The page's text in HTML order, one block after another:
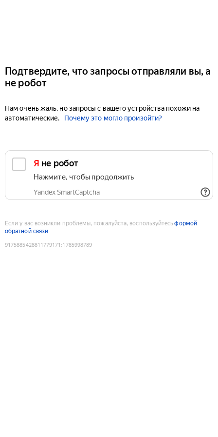
Подтвердите, что запросы отправляли вы, а
не робот
Нам очень жаль, но запросы с вашего устройства похожи на
автоматические.
Почему это могло произойти?
Я не робот
Нажмите, чтобы продолжить
Yandex SmartCaptcha
Если у вас возникли проблемы, пожалуйста, воспользуйтесьформой
обратной связи
9175885428811779171 :1785998789